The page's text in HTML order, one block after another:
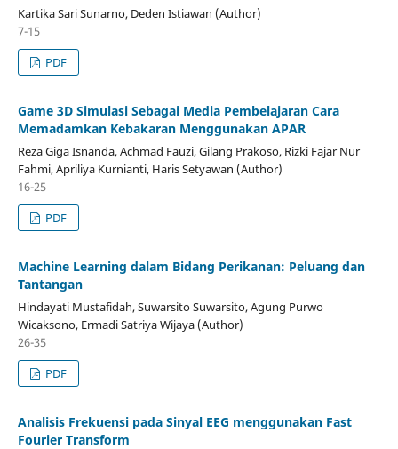
Kartika Sari Sunarno, Deden Istiawan (Author)
7-15
PDF
Game 3D Simulasi Sebagai Media Pembelajaran Cara
Memadamkan Kebakaran Menggunakan APAR
Reza Giga Isnanda, Achmad Fauzi, Gilang Prakoso, Rizki Fajar Nur
Fahmi, Apriliya Kurnianti, Haris Setyawan (Author)
16-25
PDF
Machine Learning dalam Bidang Perikanan: Peluang dan
Tantangan
Hindayati Mustafidah, Suwarsito Suwarsito, Agung Purwo
Wicaksono, Ermadi Satriya Wijaya (Author)
26-35
PDF
Analisis Frekuensi pada Sinyal EEG menggunakan Fast
Fourier Transform